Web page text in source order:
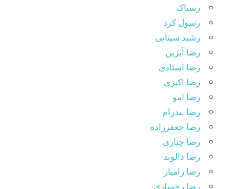
رستاک
رسول کرد
رشید سینایی
رضا آبزین
رضا استادی
رضا اکبری
رضا امو
رضا بیدرام
رضا جعفرزاده
رضا چناری
رضا دالوند
رضا رامیار